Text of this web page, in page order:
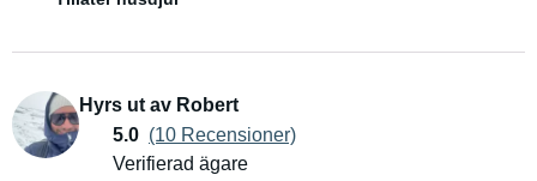
Hyrs ut av Robert
5.0 (10 Recensioner)
Verifierad ägare